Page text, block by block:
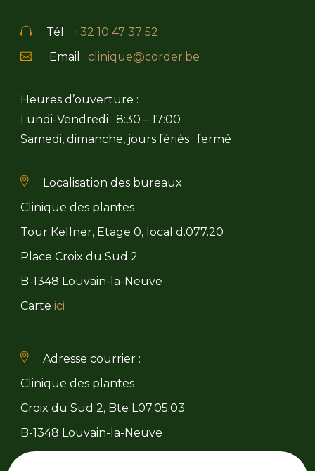
Tél. : +32 10 47 37 52
Email : clinique@corder.be
Heures d’ouverture :
Lundi-Vendredi : 8:30 – 17:00
Samedi, dimanche, jours fériés : fermé
Localisation des bureaux :
Clinique des plantes
Tour Kellner, Etage 0, local d.077.20
Place Croix du Sud 2
B-1348 Louvain-la-Neuve
Carte ici
Adresse courrier :
Clinique des plantes
Croix du Sud 2, Bte L07.05.03
B-1348 Louvain-la-Neuve